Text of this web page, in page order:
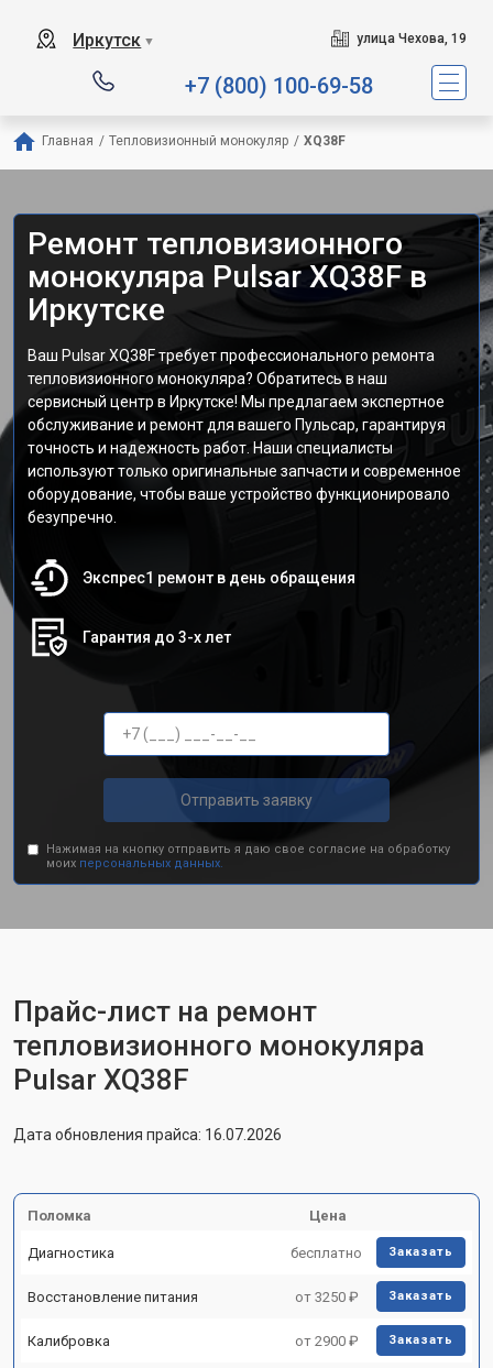
Иркутск ▼ улица Чехова, 19
+7 (800) 100-69-58
Главная / Тепловизионный монокуляр / XQ38F
Ремонт тепловизионного
монокуляра Pulsar XQ38F в
Иркутске
Ваш Pulsar XQ38F требует профессионального ремонта
тепловизионного монокуляра? Обратитесь в наш
сервисный центр в Иркутске! Мы предлагаем экспертное
обслуживание и ремонт для вашего Пульсар, гарантируя
точность и надежность работ. Наши специалисты
используют только оригинальные запчасти и современное
оборудование, чтобы ваше устройство функционировало
безупречно.
Экспрес1 ремонт в день обращения
Гарантия до 3-х лет
Отправить заявку
Нажимая на кнопку отправить я даю свое согласие на обработку
моих персональных данных.
Прайс-лист на ремонт
тепловизионного монокуляра
Pulsar XQ38F
Дата обновления прайса: 16.07.2026
Поломка Цена
Диагностика бесплатно Заказать
Восстановление питания от 3250 ₽ Заказать
Калибровка от 2900 ₽ Заказать